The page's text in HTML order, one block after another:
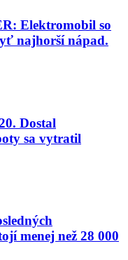
Elektromobil so
najhorší nápad.
Dostal
sa vytratil
menej než 28 000